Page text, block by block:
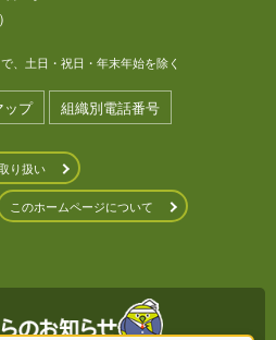
、土日・祝日・年末年始を除く
ップ 組織別電話番号
り扱い
このホームページについて